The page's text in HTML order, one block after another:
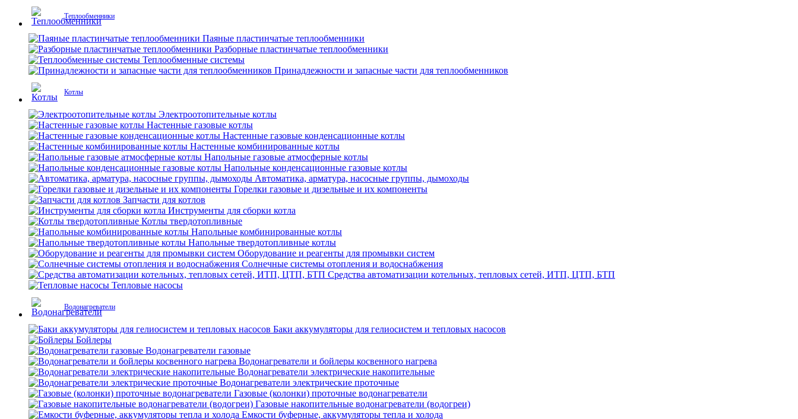
Теплообменники
Паяные пластинчатые теплообменники
Разборные пластинчатые теплообменники
Теплообменные системы
Принадлежности и запасные части для теплообменников
Котлы
Электроотопительные котлы
Настенные газовые котлы
Настенные газовые конденсационные котлы
Настенные комбинированные котлы
Напольные газовые атмосферные котлы
Напольные конденсационные газовые котлы
Автоматика, арматура, насосные группы, дымоходы
Горелки газовые и дизельные и их компоненты
Запчасти для котлов
Инструменты для сборки котла
Котлы твердотопливные
Напольные комбинированные котлы
Напольные твердотопливные котлы
Оборудование и реагенты для промывки систем
Солнечные системы отопления и водоснабжения
Средства автоматизации котельных, тепловых сетей, ИТП, ЦТП, БТП
Тепловые насосы
Водонагреватели
Баки аккумуляторы для гелиосистем и тепловых насосов
Бойлеры
Водонагреватели газовые
Водонагреватели и бойлеры косвенного нагрева
Водонагреватели электрические накопительные
Водонагреватели электрические проточные
Газовые (колонки) проточные водонагреватели
Газовые накопительные водонагреватели (водогреи)
Емкости буферные, аккумуляторы тепла и холода